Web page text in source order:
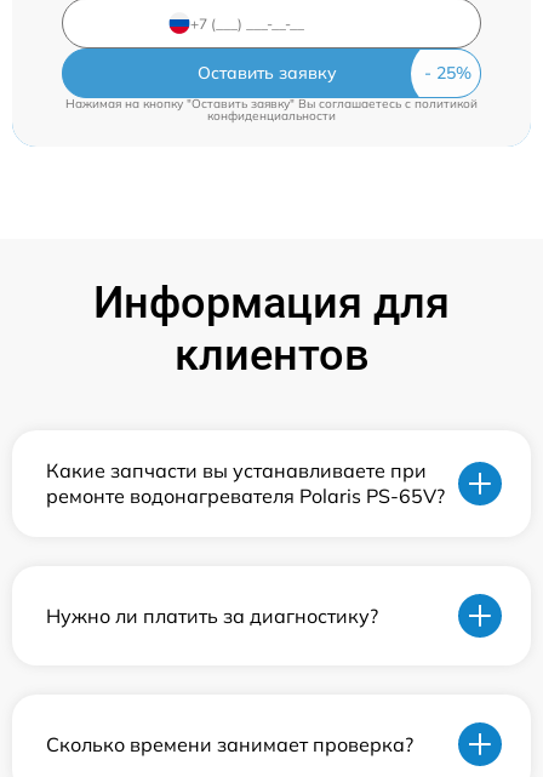
Оставить заявку
Нажимая на кнопку "Оставить заявку" Вы соглашаетесь cполитикой
конфиденциальности
Информация для
клиентов
Какие запчасти вы устанавливаете при
ремонте водонагревателя Polaris PS-65V?
Нужно ли платить за диагностику?
Сколько времени занимает проверка?